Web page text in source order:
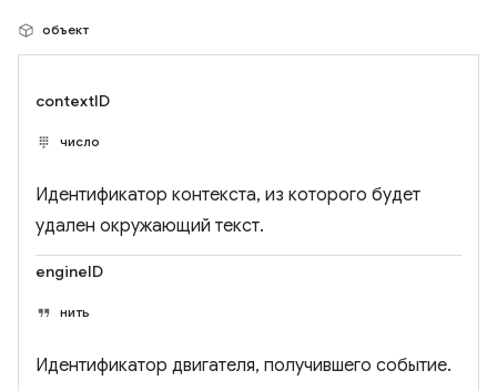
объект
contextID
число
Идентификатор контекста, из которого будет
удален окружающий текст.
engineID
нить
Идентификатор двигателя, получившего событие.